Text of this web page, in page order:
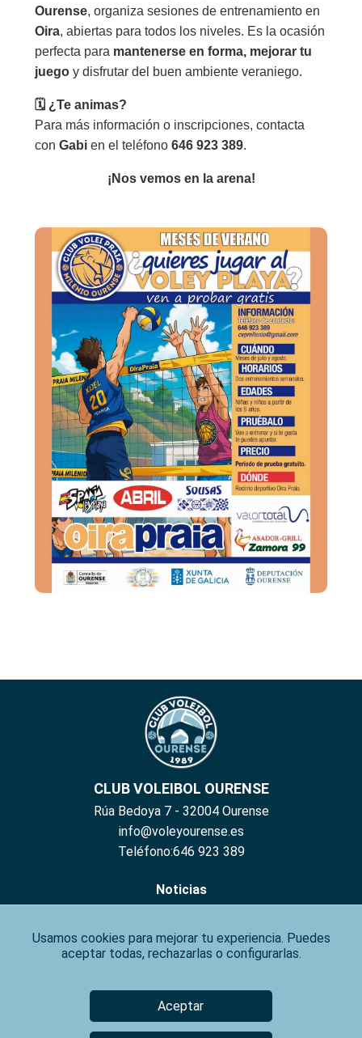
Ourense, organiza sesiones de entrenamiento en
Oira, abiertas para todos los niveles. Es la ocasión
perfecta para mantenerse en forma, mejorar tu
juego y disfrutar del buen ambiente veraniego.
🗓 ¿Te animas?
Para más información o inscripciones, contacta
conGabi en el teléfono646 923 389.
¡Nos vemos en la arena!
CLUB VOLEIBOL OURENSE
Rúa Bedoya 7 - 32004 Ourense
info@voleyourense.es
Teléfono:646 923 389
Noticias
Inscribete
Contacto
Aviso Legal
Política de Privacidad
Usamos cookies para mejorar tu experiencia. Puedes
aceptar todas, rechazarlas o configurarlas.
Aceptar